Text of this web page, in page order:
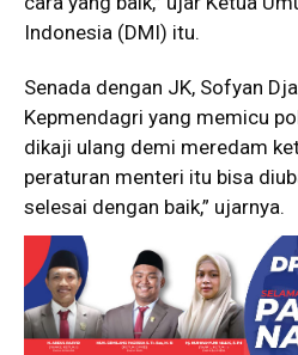
Indonesia (DMI) itu.
Senada dengan JK, Sofyan
Kepmendagri yang memicu
dikaji ulang demi meredam
peraturan menteri itu bisa
selesai dengan baik,” ujarnya.